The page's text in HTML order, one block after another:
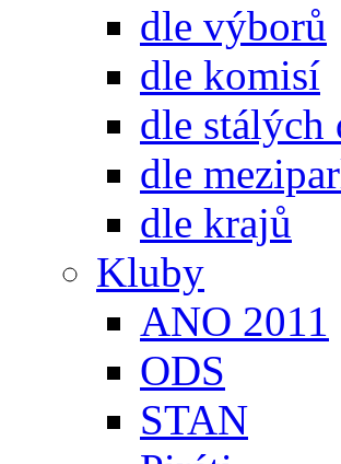
dle výborů
dle komisí
dle stálých
dle
dle krajů
Kluby
ANO 2011
ODS
STAN